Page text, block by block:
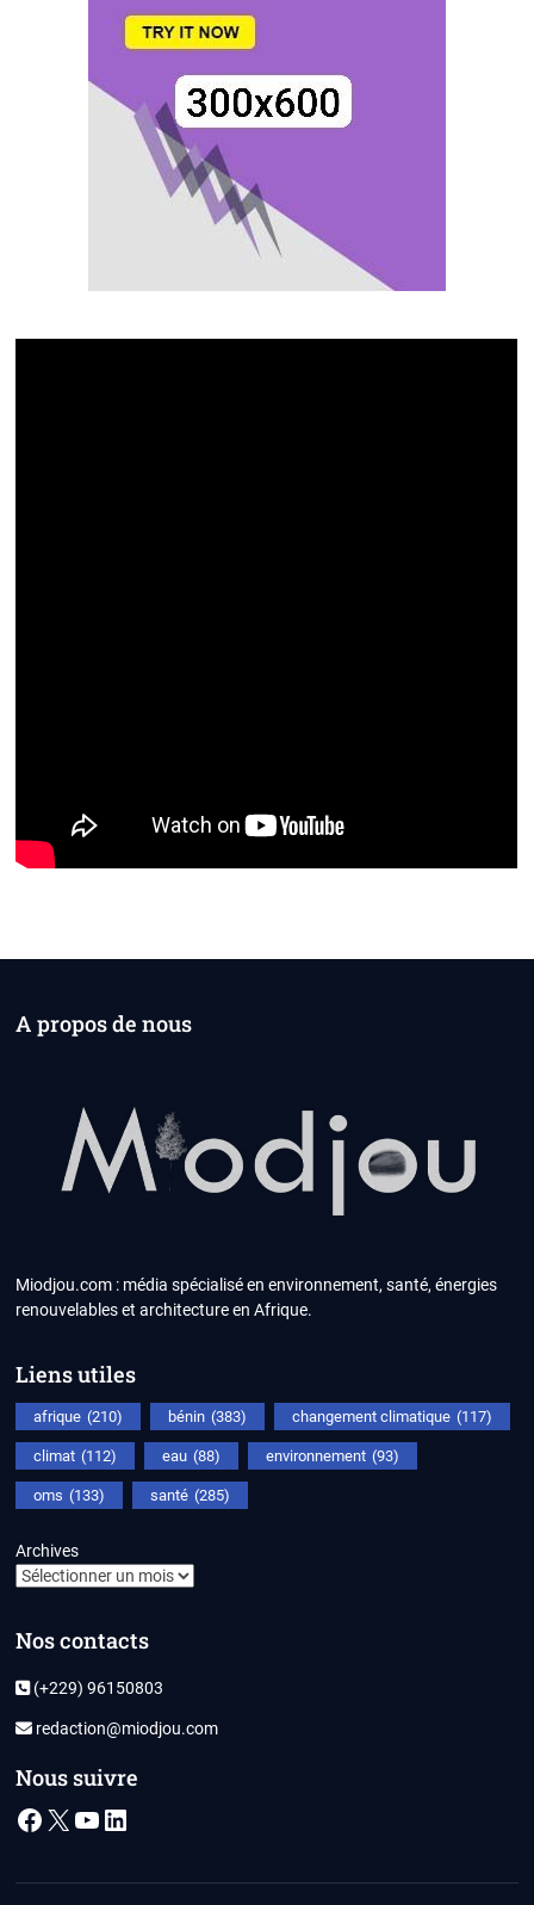
A propos de nous
Miodjou.com : média spécialisé en environnement, santé, énergies
renouvelables et architecture en Afrique.
Liens utiles
afrique (210) bénin (383) changement climatique (117)
climat (112) eau (88) environnement (93)
oms (133) santé (285)
Archives
Nos contacts
(+229) 96150803
redaction@miodjou.com
Nous suivre
Facebook
X YouTube
LinkedIn